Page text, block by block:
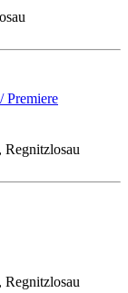
Premiere
Regnitzlosau
Regnitzlosau